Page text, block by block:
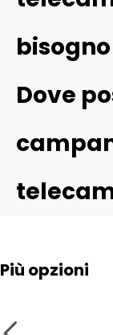
Dove
Più opzioni